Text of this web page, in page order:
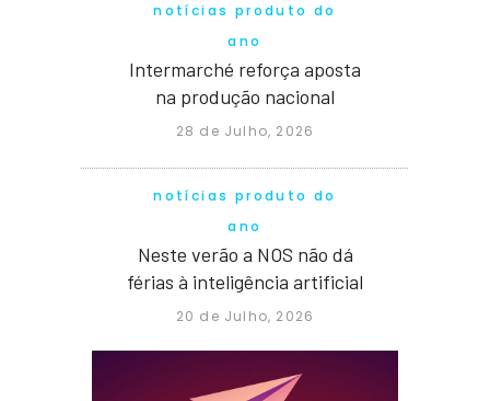
notícias produto do
ano
Intermarché reforça aposta
na produção nacional
28 de Julho, 2026
notícias produto do
ano
Neste verão a NOS não dá
férias à inteligência artificial
20 de Julho, 2026